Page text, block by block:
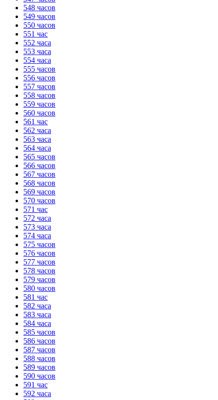
548 часов
549 часов
550 часов
551 час
552 часа
553 часа
554 часа
555 часов
556 часов
557 часов
558 часов
559 часов
560 часов
561 час
562 часа
563 часа
564 часа
565 часов
566 часов
567 часов
568 часов
569 часов
570 часов
571 час
572 часа
573 часа
574 часа
575 часов
576 часов
577 часов
578 часов
579 часов
580 часов
581 час
582 часа
583 часа
584 часа
585 часов
586 часов
587 часов
588 часов
589 часов
590 часов
591 час
592 часа